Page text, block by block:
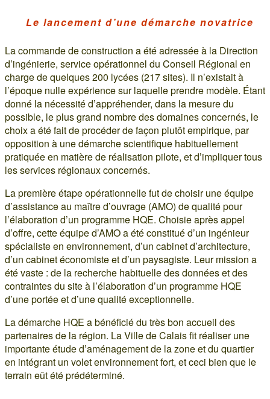
Le lancement d’une démarche novatrice
La commande de construction a été adressée à la Direction
d’ingénierie, service opérationnel du Conseil Régional en
charge de quelques 200 lycées (217 sites). Il n’existait à
l’époque nulle expérience sur laquelle prendre modèle. Étant
donné la nécessité d’appréhender, dans la mesure du
possible, le plus grand nombre des domaines concernés, le
choix a été fait de procéder de façon plutôt empirique, par
opposition à une démarche scientifique habituellement
pratiquée en matière de réalisation pilote, et d’impliquer tous
les services régionaux concernés.
La première étape opérationnelle fut de choisir une équipe
d’assistance au maître d’ouvrage (AMO) de qualité pour
l’élaboration d’un programme HQE. Choisie après appel
d’offre, cette équipe d’AMO a été constitué d’un ingénieur
spécialiste en environnement, d’un cabinet d’architecture,
d’un cabinet économiste et d’un paysagiste. Leur mission a
été vaste : de la recherche habituelle des données et des
contraintes du site à l’élaboration d’un programme HQE
d’une portée et d’une qualité exceptionnelle.
La démarche HQE a bénéficié du très bon accueil des
partenaires de la région. La Ville de Calais fit réaliser une
importante étude d’aménagement de la zone et du quartier
en intégrant un volet environnement fort, et ceci bien que le
terrain eût été prédéterminé.